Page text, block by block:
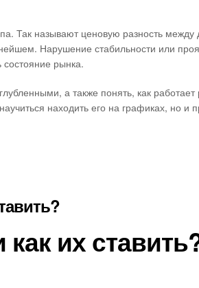
Так называют ценовую разность между
Нарушение стабильности или
состояние рынка.
а также понять, как
находить его на графиках, но и
их